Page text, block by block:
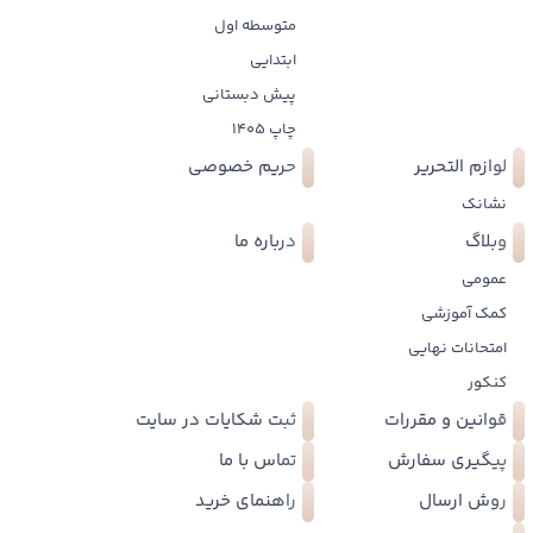
متوسطه اول
ابتدایی
پیش دبستانی
چاپ 1405
لوازم التحریر
نشانک
حریم خصوصی
وبلاگ
عمومی
کمک آموزشی
امتحانات نهایی
کنکور
درباره ما
قوانین و مقررات
ثبت شکایات در سایت
پیگیری سفارش
تماس با ما
روش ارسال
راهنمای خرید